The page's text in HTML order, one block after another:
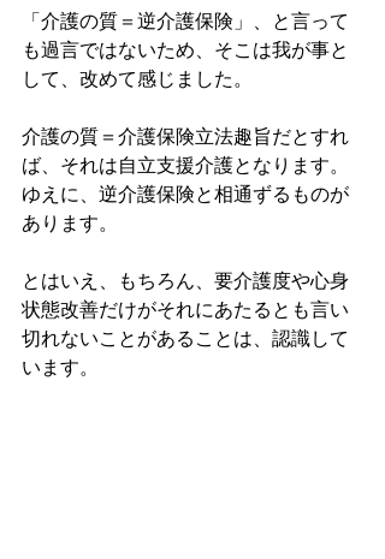
「介護の質＝逆介護保険」、と言って
も過言ではないため、そこは我が事と
して、改めて感じました。
介護の質＝介護保険立法趣旨だとすれ
ば、それは自立支援介護となります。
ゆえに、逆介護保険と相通ずるものが
あります。
とはいえ、もちろん、要介護度や心身
状態改善だけがそれにあたるとも言い
切れないことがあることは、認識して
います。